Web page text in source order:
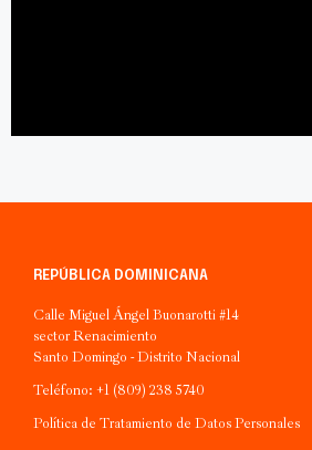
REPÚBLICA DOMINICANA
Calle Miguel Ángel Buonarotti #14
sector Renacimiento
Santo Domingo - Distrito Nacional
Teléfono: +1 (809) 238 5740
Política de Tratamiento de Datos Personales